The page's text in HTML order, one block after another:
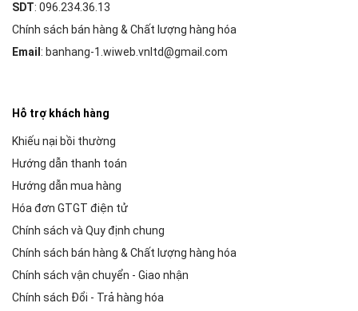
SDT: 096.234.36.13
Chính sách bán hàng & Chất lượng hàng hóa
Email : banhang-1.wiweb.vnltd@gmail.com
Hỗ trợ khách hàng
Khiếu nại bồi thường
Hướng dẫn thanh toán
Hướng dẫn mua hàng
Hóa đơn GTGT điện tử
Chính sách và Quy định chung
Chính sách bán hàng & Chất lượng hàng hóa
Chính sách vận chuyển - Giao nhận
Chính sách Đổi - Trả hàng hóa